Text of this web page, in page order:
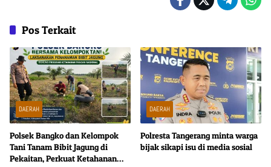
Pos Terkait
DAERAH
Polsek Bangko dan Kelompok
Tani Tanam Bibit Jagung di
Pekaitan, Perkuat Ketahanan
DAERAH
Polresta Tangerang minta warga
bijak sikapi isu di media sosial